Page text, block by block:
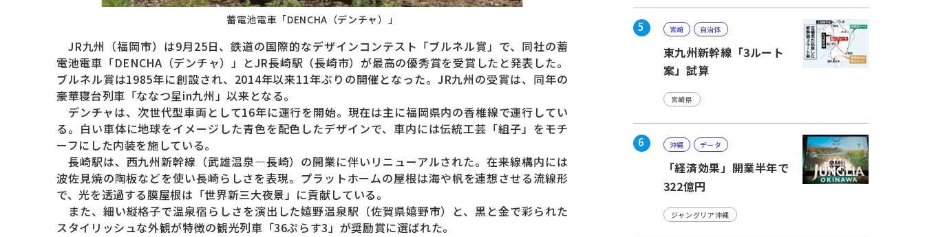
蓄電池電車「DENCHA（デンチャ）」
JR九州（福岡市）は9月25日、鉄道の国際的なデザインコンテスト「ブルネル賞」で、同社の蓄
電池電車「DENCHA（デンチャ）」とJR長崎駅（長崎市）が最高の優秀賞を受賞したと発表した。
ブルネル賞は1985年に創設され、2014年以来11年ぶりの開催となった。JR九州の受賞は、同年の
豪華寝台列車「ななつ星in九州」以来となる。
デンチャは、次世代型車両として16年に運行を開始。現在は主に福岡県内の香椎線で運行してい
る。白い車体に地球をイメージした青色を配色したデザインで、車内には伝統工芸「組子」をモチ
ーフにした内装を施している。
長崎駅は、西九州新幹線（武雄温泉—長崎）の開業に伴いリニューアルされた。在来線構内には
波佐見焼の陶板などを使い長崎らしさを表現。プラットホームの屋根は海や帆を連想させる流線形
で、光を透過する膜屋根は「世界新三大夜景」に貢献している。
また、細い縦格子で温泉宿らしさを演出した嬉野温泉駅（佐賀県嬉野市）と、黒と金で彩られた
スタイリッシュな外観が特徴の観光列車「36ぷらす3」が奨励賞に選ばれた。
5 宮崎 自治体
東九州新幹線「3ルート
案」試算
宮崎県
6 沖縄 データ
「経済効果」開業半年で
322億円
ジャングリア沖縄